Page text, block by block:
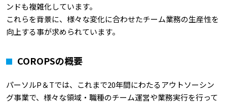
ンドも複雑化しています。
これらを背景に、様々な変化に合わせたチーム業務の生産性を
向上する事が求められています。
COROPSの概要
パーソルP＆Tでは、これまで20年間にわたるアウトソーシン
グ事業で、様々な領域・職種のチーム運営や業務実行を行って